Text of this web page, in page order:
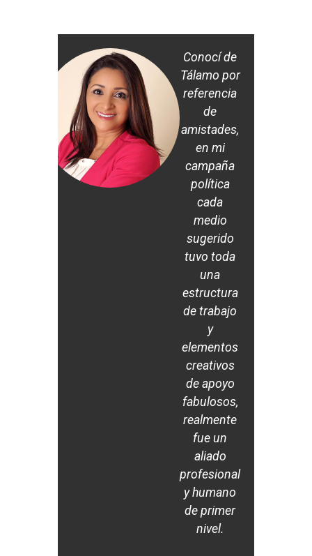
Conocí de
Tálamo por
referencia
de
amistades,
en mi
campaña
política
cada
medio
sugerido
tuvo toda
una
estructura
de trabajo
y
elementos
creativos
de apoyo
fabulosos,
realmente
fue un
aliado
profesional
y humano
de primer
nivel.